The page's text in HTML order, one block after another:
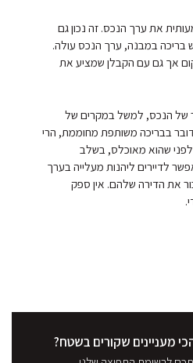
את ערך הנכס. זה נכון גם
בריכה במבנה, ערך הנכס עולה.
אך גם עם הקבלן שמציע את
של הנכס, למשל במקרים של
בבריכה משותפת מחוממת, הרי
שהוא מאוכלס, בשלב
לדיירים ליהנות מעלייה בערך
את הדירה שלהם. אין ספק
מעניינים שקורים בשטח?